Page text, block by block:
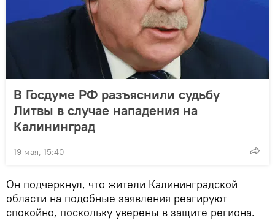
В Госдуме РФ разъяснили судьбу
Литвы в случае нападения на
Калининград
19 мая, 15:40
Он подчеркнул, что жители Калининградской
области на подобные заявления реагируют
спокойно, поскольку уверены в защите региона.